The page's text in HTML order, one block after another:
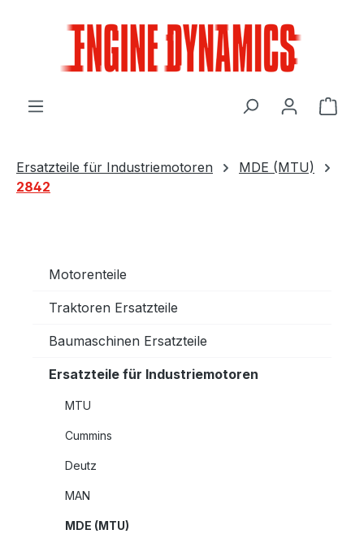
Ersatzteile für Industriemotoren
MDE (MTU)
2842
Motorenteile
Traktoren Ersatzteile
Baumaschinen Ersatzteile
Ersatzteile für Industriemotoren
MTU
Cummins
Deutz
MAN
MDE (MTU)